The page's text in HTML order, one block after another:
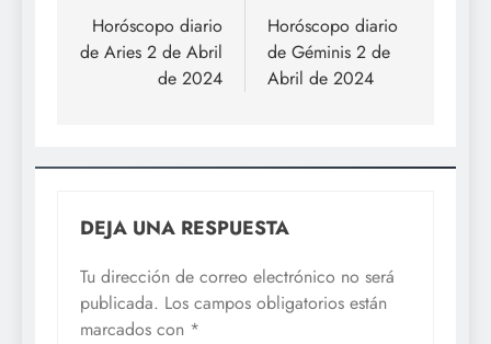
de
entradas
Horóscopo diario
de Aries 2 de Abril
de 2024
Horóscopo diario
de Géminis 2 de
Abril de 2024
DEJA UNA RESPUESTA
Tu dirección de correo electrónico no será
publicada. Los campos obligatorios están
marcados con *